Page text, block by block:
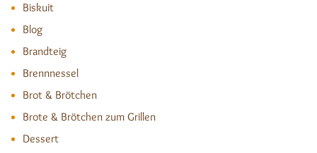
Biskuit
Blog
Brandteig
Brennnessel
Brot & Brötchen
Brote & Brötchen zum Grillen
Dessert